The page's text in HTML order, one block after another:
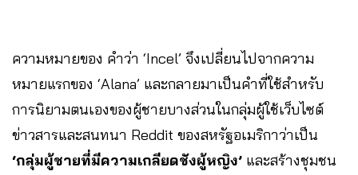
ความหมายของ คำว่า ‘Incel’ จึงเปลี่ยนไปจากความ
หมายแรกของ ‘Alana’ และกลายมาเป็นคำที่ใช้สำหรับ
การนิยามตนเองของผู้ชายบางส่วนในกลุ่มผู้ใช้เว็บไซต์
ข่าวสารและสนทนา Reddit ของสหรัฐอเมริกาว่าเป็น
‘กลุ่มผู้ชายที่มีความเกลียดชังผู้หญิง’ และสร้างชุมชน